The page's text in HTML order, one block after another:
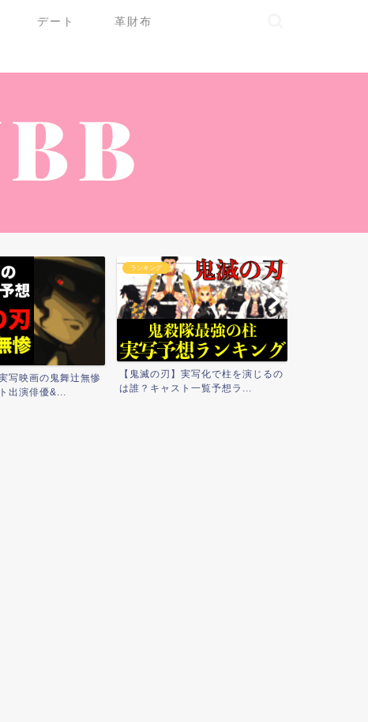
デート 革財布
写映画の鬼舞辻無惨
出演俳優&...
ランキング
【鬼滅の刃】実写化で柱を演じるの
は誰？キャスト一覧予想ラ...